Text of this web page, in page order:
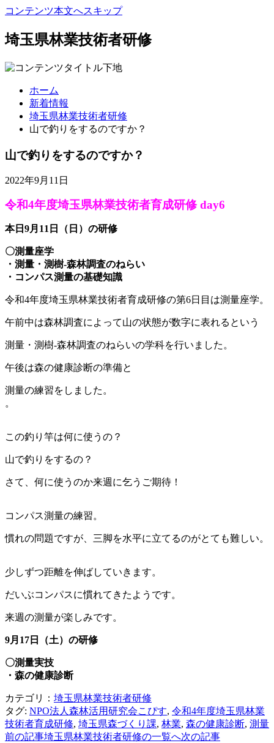
コンテンツ本文へスキップ
埼玉県林業技術者研修
ホーム
新着情報
埼玉県林業技術者研修
山で釣りをするのですか？
山で釣りをするのですか？
2022年9月11日
令和4年度埼玉県林業技術者育成研修 day6
本日9月11日（日）の研修
〇測量座学
・測量・測樹-森林調査のねらい
・コンパス測量の基礎知識
令和4年度埼玉県林業技術者育成研修の第6日目は測量座学。
午前中は森林調査によって山の状態が数字に表れるという
測量・測樹-森林調査のねらいの学科を行いました。
午後は森の健康診断の準備と
測量の練習をしました。
。
この釣り竿は何に使うの？
山で釣りをするの？
さて、何に使うのか来週に乞うご期待！
コンパス測量の練習。
慣れの問題ですが、三脚を水平に立てるのがとても難しい。
少しずつ距離を伸ばしていきます。
だいぶコンパスに慣れてきたようです。
来週の測量が楽しみです。
9月17日（土）の研修
〇測量実技
・森の健康診断
カテゴリ： 埼玉県林業技術者研修
タグ: NPO法人森林活用研究会こぴす, 令和4年度埼玉県林業
技術者育成研修, 埼玉県森づくり課, 林業, 森の健康診断, 測量
前の記事埼玉県林業技術者研修の一覧へ次の記事